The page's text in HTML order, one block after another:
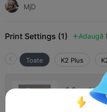
MjD
Print Settings (1)  Adaugă
Toate K2 Plus
0.2mm
 17h